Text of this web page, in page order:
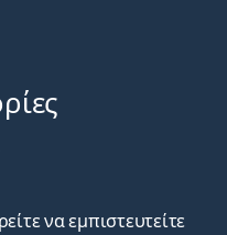
να εμπιστευτείτε